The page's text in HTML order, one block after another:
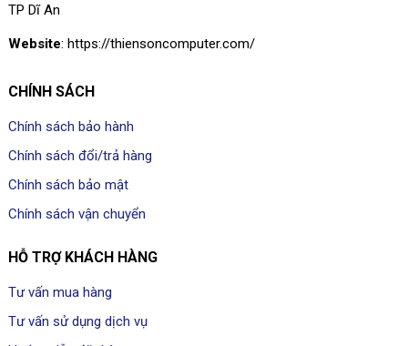
TP Dĩ An
Website: https://thiensoncomputer.com/
CHÍNH SÁCH
Chính sách bảo hành
Chính sách đổi/trả hàng
Chính sách bảo mật
Chính sách vận chuyển
HỖ TRỢ KHÁCH HÀNG
Tư vấn mua hàng
Tư vấn sử dụng dịch vụ